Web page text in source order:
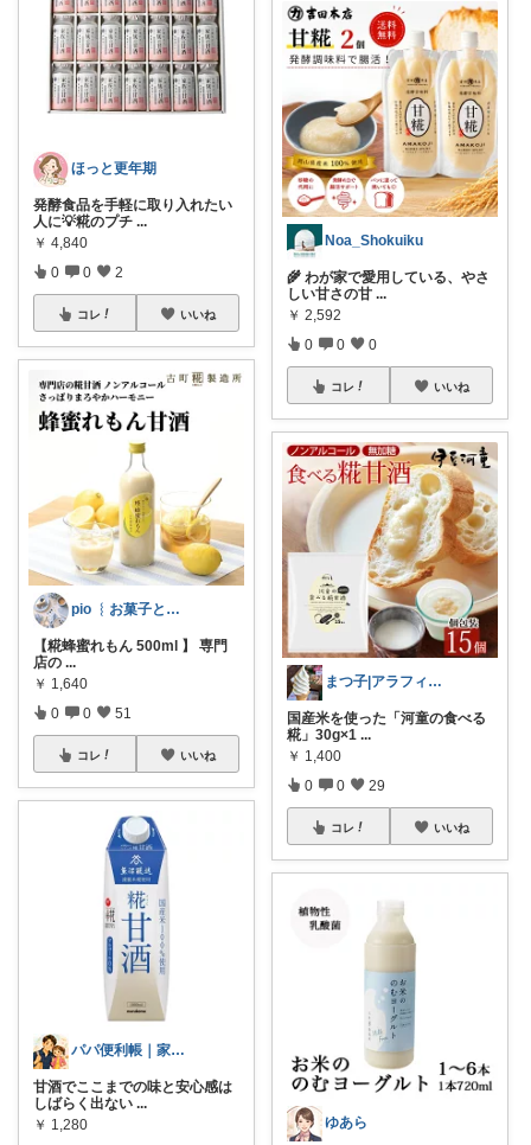
ほっと更年期
発酵食品を手軽に取り入れたい
人に💡糀のプチ ...
￥ 4,840
0 0 2
コレ いいね
pio ︴お菓子と暮らしのおすすめ
【糀蜂蜜れもん 500ml 】 専門
店の ...
￥ 1,640
0 0 51
コレ いいね
パパ便利帳｜家族のお買い物日記
甘酒でここまでの味と安心感は
しばらく出ない ...
￥ 1,280
Noa_Shokuiku
🌾 わが家で愛用している、やさ
しい甘さの甘 ...
￥ 2,592
0 0 0
コレ いいね
まつ子|アラフィフ主婦のときめくモノ
国産米を使った「河童の食べる
糀」30g×1 ...
￥ 1,400
0 0 29
コレ いいね
ゆあら